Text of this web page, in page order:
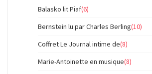
Balasko lit Piaf(6)
Bernstein lu par Charles Berling(10)
Coffret Le Journal intime de(8)
Marie-Antoinette en musique(8)